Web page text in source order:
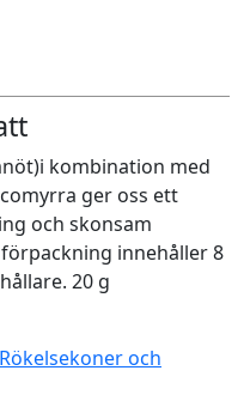
kombination med
ger oss ett
och skonsam
innehåller 8
20 g
Rökelsekoner och